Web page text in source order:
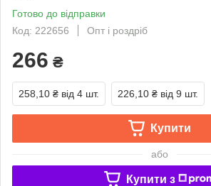
Готово до відправки
Код: 222656
Опт і роздріб
266 ₴
258,10 ₴ від 4 шт. 226,10 ₴ від 9 шт.
Купити
або
Купити з